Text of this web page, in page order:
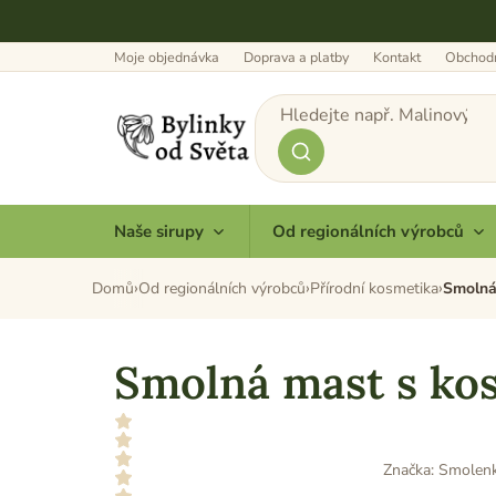
Moje objednávka Doprava a platby Kontakt
Naše sirupy Od regionálních výrobců
Domů Od regionálních výrobců Přírodní kosmetika
Smolná mast s
Značka: